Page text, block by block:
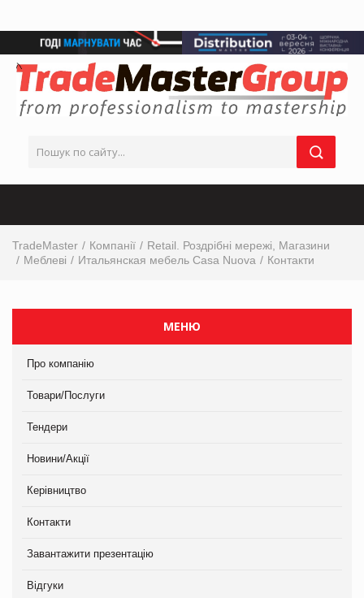
TradeMaster Компанії
Retail. Роздрібні мережі, Магазини
Меблеві
Итальянская мебель Casa Nuova Контакти
МЕНЮ
Про компанію
Товари/Послуги
Тендери
Новини/Акції
Керівництво
Контакти
Завантажити презентацію
Відгуки